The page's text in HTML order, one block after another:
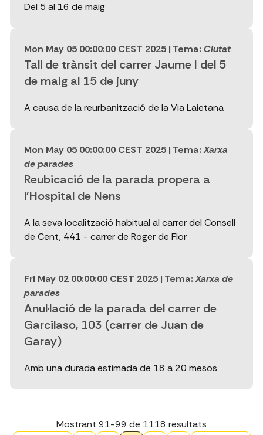
Del 5 al 16 de maig
Mon May 05 00:00:00 CEST 2025 | Tema: Ciutat
Tall de trànsit del carrer Jaume I del 5
de maig al 15 de juny
A causa de la reurbanització de la Via Laietana
Mon May 05 00:00:00 CEST 2025 | Tema: Xarxa
de parades
Reubicació de la parada propera a
l'Hospital de Nens
A la seva localització habitual al carrer del Consell
de Cent, 441 - carrer de Roger de Flor
Fri May 02 00:00:00 CEST 2025 | Tema: Xarxa de
parades
Anul·lació de la parada del carrer de
Garcilaso, 103 (carrer de Juan de
Garay)
Amb una durada estimada de 18 a 20 mesos
Mostrant 91-99 de 1118 resultats